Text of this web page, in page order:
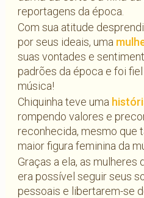
reportagens da época.
Com sua atitude
por seus ideais, uma
suas vontades e
padrões da época e foi
música!
Chiquinha teve uma
rompendo valores e
reconhecida, mesmo que
maior figura feminina da
Graças a ela, as
era possível seguir seus
pessoais e libertarem-se